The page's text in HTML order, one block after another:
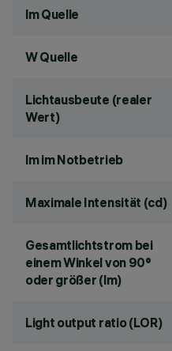
lm Quelle
W Quelle
Lichtausbeute (realer
Wert)
lm im Notbetrieb
Maximale Intensität (cd)
Gesamtlichtstrom bei
einem Winkel von 90°
oder größer (lm)
Light output ratio (LOR)